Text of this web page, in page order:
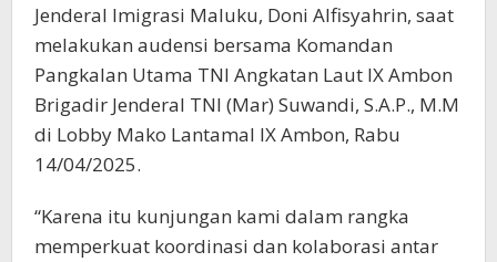
Jenderal Imigrasi Maluku, Doni Alfisyahrin, saat
melakukan audensi bersama Komandan
Pangkalan Utama TNI Angkatan Laut IX Ambon
Brigadir Jenderal TNI (Mar) Suwandi, S.A.P., M.M
di Lobby Mako Lantamal IX Ambon, Rabu
14/04/2025.
“Karena itu kunjungan kami dalam rangka
memperkuat koordinasi dan kolaborasi antar